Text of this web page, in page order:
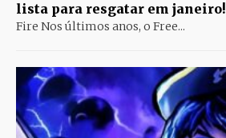
lista para resgatar em janeiro!
Fire Nos últimos anos, o Free...